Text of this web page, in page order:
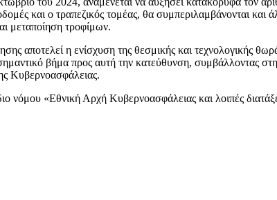
και ο τραπεζικός τομέας, θα συμπεριλαμβάνονται
μεταποίηση τροφίμων.
αποτελεί η ενίσχυση της θεσμικής και τεχνολογικής
βήμα προς αυτή την κατεύθυνση, συμβάλλοντας
Κυβερνοασφάλειας.
νόμου «Εθνική Αρχή Κυβερνοασφάλειας και λοιπές